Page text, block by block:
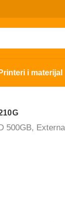
Printeri i materijal
500GB,